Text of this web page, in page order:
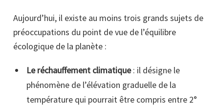
Aujourd’hui, il existe au moins trois grands sujets de
préoccupations du point de vue de l’équilibre
écologique de la planète :
Le réchauffement climatique: il désigne le
phénomène de l’élévation graduelle de la
température qui pourrait être compris entre 2°